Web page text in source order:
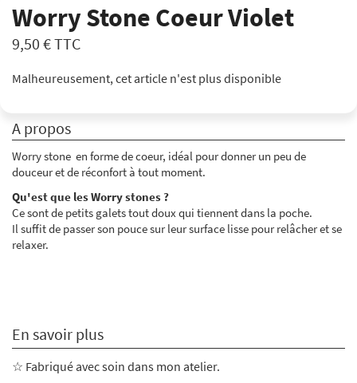
Worry Stone Coeur Violet
9,50 €TTC
Malheureusement, cet article n'est plus disponible
A propos
Worry stone en forme de coeur, idéal pour donner un peu de
douceur et de réconfort à tout moment.
Qu'est que les Worry stones ?
Ce sont de petits galets tout doux qui tiennent dans la poche.
Il suffit de passer son pouce sur leur surface lisse pour relâcher et se
relaxer.
En savoir plus
☆ Fabriqué avec soin dans mon atelier.